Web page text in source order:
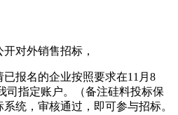
对外销售招标，
已报名的企业按照要求在11月8
司指定账户。（备注硅料投标保
统，审核通过，即可参与招标。